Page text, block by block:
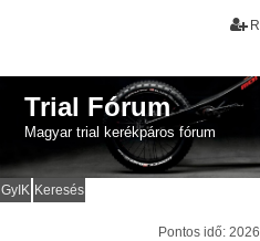
Trial Fórum
Magyar trial kerékpáros fórum
GyIK Keresés
Pontos idő: